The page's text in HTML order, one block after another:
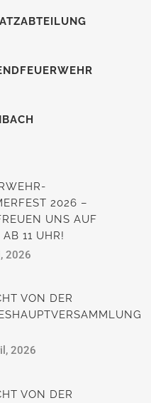
2026 –
UNS AUF
AB 11 UHR!
2026
VON DER
2026
VON DER